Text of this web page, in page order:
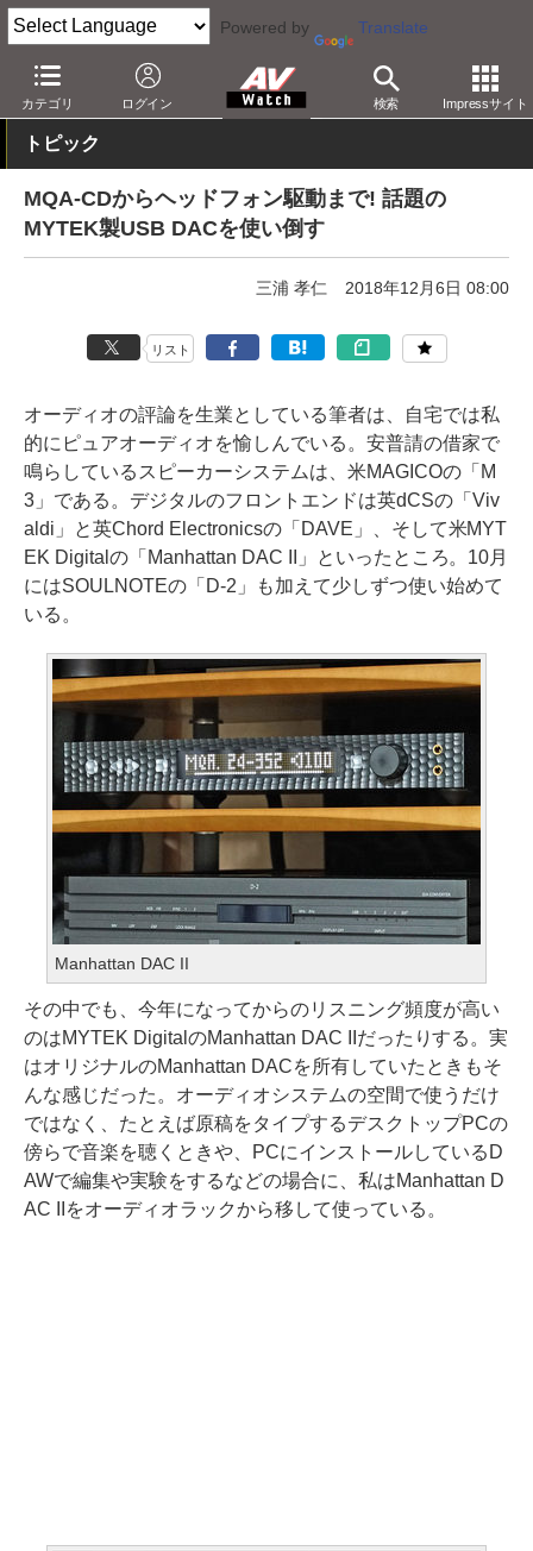
Powered by Translate
カテゴリ ログイン 検索 Impressサイト
AV Watch 製品 USB DAC その他
トピック
MQA-CDからヘッドフォン駆動まで! 話題の
MYTEK製USB DACを使い倒す
三浦 孝仁 2018年12月6日 08:00
リスト
オーディオの評論を生業としている筆者は、自宅では私
的にピュアオーディオを愉しんでいる。安普請の借家で
鳴らしているスピーカーシステムは、米MAGICOの「M
3」である。デジタルのフロントエンドは英dCSの「Viv
aldi」と英Chord Electronicsの「DAVE」、そして米MYT
EK Digitalの「Manhattan DAC II」といったところ。10月
にはSOULNOTEの「D-2」も加えて少しずつ使い始めて
いる。
Manhattan DAC II
その中でも、今年になってからのリスニング頻度が高い
のはMYTEK DigitalのManhattan DAC IIだったりする。実
はオリジナルのManhattan DACを所有していたときもそ
んな感じだった。オーディオシステムの空間で使うだけ
ではなく、たとえば原稿をタイプするデスクトップPCの
傍らで音楽を聴くときや、PCにインストールしているD
AWで編集や実験をするなどの場合に、私はManhattan D
AC IIをオーディオラックから移して使っている。